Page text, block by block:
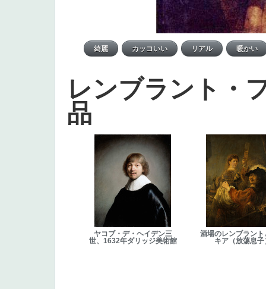
レンブラント・
品
ヤコブ・デ・ヘイデン三
世、1632年ダリッジ美術館
酒場のレンブラント
キア（放蕩息子